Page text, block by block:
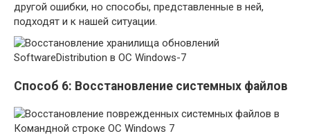
другой ошибки, но способы, представленные в ней,
подходят и к нашей ситуации.
Способ 6: Восстановление системных файлов